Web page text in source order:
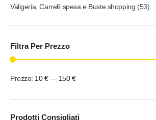
Valigeria, Carrelli spesa e Buste shopping (53)
Filtra Per Prezzo
Prezzo: 10 €— 150 €
Prodotti Consigliati